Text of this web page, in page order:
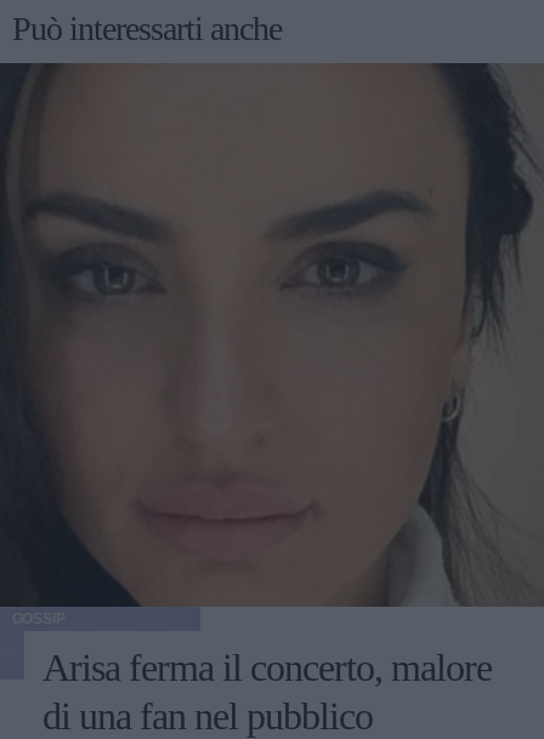
Può interessarti anche
Arisa ferma il concerto, malore
di una fan nel pubblico